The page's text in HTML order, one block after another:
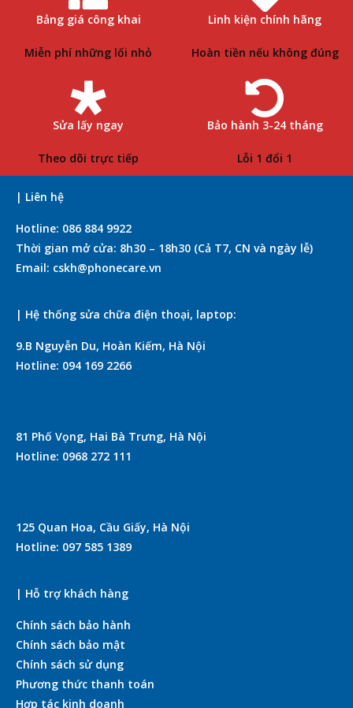
Bảng giá công khai
Miễn phí những lối nhỏ
Linh kiện chính hãng
Hoàn tiền nếu không đúng
Sửa lấy ngay
Theo dõi trực tiếp
Bảo hành 3-24 tháng
Lỗi 1 đổi 1
| Liên hệ
Hotline: 086 884 9922
Thời gian mở cửa: 8h30 – 18h30 (Cả T7, CN và ngày lễ)
Email: cskh@phonecare.vn
| Hệ thống sửa chữa điện thoại, laptop:
9.B Nguyễn Du, Hoàn Kiếm, Hà Nội
Hotline: 094 169 2266
81 Phố Vọng, Hai Bà Trưng, Hà Nội
Hotline: 0968 272 111
125 Quan Hoa, Cầu Giấy, Hà Nội
Hotline: 097 585 1389
| Hỗ trợ khách hàng
Chính sách bảo hành
Chính sách bảo mật
Chính sách sử dụng
Phương thức thanh toán
Hợp tác kinh doanh